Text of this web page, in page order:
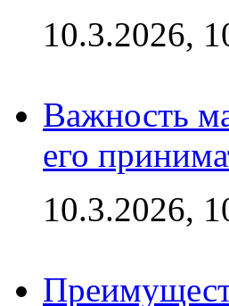
10.3.2026,
Важность
его
10.3.2026,